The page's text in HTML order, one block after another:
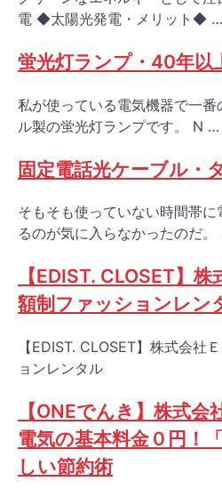
電 ◆太陽光発電・メリット◆ …
蛍光灯ランプ・40年以
私が使っている電気機器で一
ル製の蛍光灯ランプです。 N …
固定電話光ケーブル・
そもそも使っていない時間帯
るのが気に入らなかったのだ
【EDIST. CLOSET】
額制ファッションレン
【EDIST. CLOSET】株式会社
ョンレンタル
【ONEでんき】株式会
電気の基本料金０円！
しい節約術